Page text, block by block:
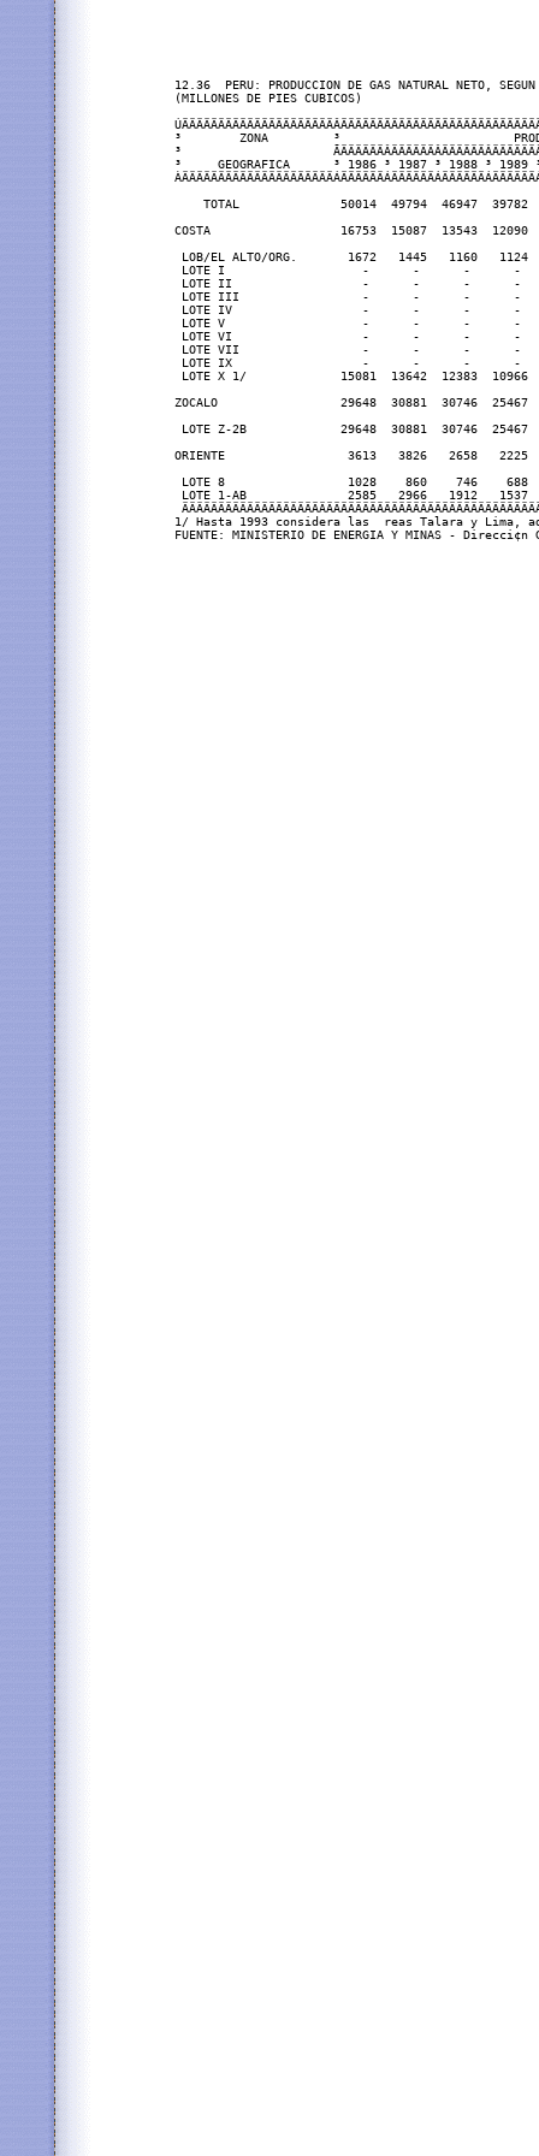
12.36  PERU: PRODUCCION DE GAS NATURAL NETO,
(MILLONES DE PIES CUBICOS)
³        ZONA         ³
³
³     GEOGRAFICA      ³ 1986 ³ 1987 ³ 1988 ³ 1989
TOTAL              50014  49794  46947  39782
COSTA                  16753  15087  13543  12090
LOB/EL ALTO/ORG.       1672   1445   1160
LOTE I                   -      -      -      -
LOTE II                  -      -      -      -
LOTE III                 -      -      -      -
LOTE IV                  -      -      -      -
LOTE V                   -      -      -      -
LOTE VI                  -      -      -      -
LOTE VII                 -      -      -      -
LOTE IX                  -      -      -
LOTE X 1/             15081  13642  12383
ZOCALO                 29648  30881  30746  25467
LOTE Z-2B             29648  30881  30746  25467
ORIENTE                 3613   3826   2658   2225
LOTE 8                 1028    860    746    688
LOTE 1-AB              2585   2966   1912
1/ Hasta 1993 considera las  reas Talara y Lima,